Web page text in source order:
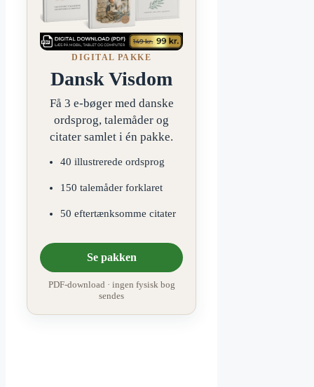
DIGITAL PAKKE
Dansk Visdom
Få 3 e-bøger med danske
ordsprog, talemåder og
citater samlet i én pakke.
40 illustrerede ordsprog
150 talemåder forklaret
50 eftertænksomme citater
Se pakken
PDF-download · ingen fysisk bog
sendes